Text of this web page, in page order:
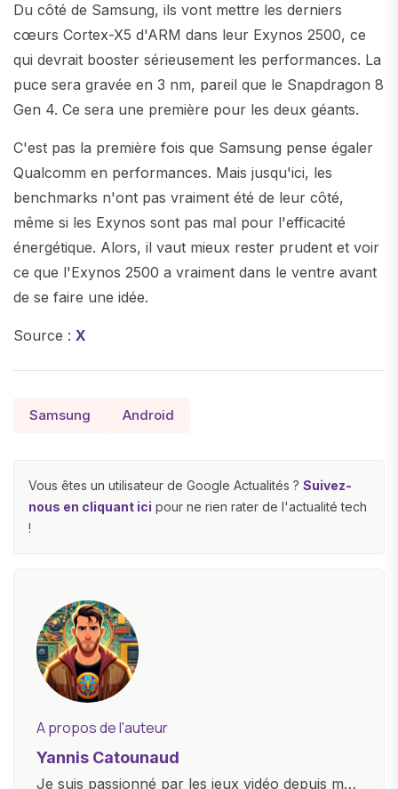
Du côté de Samsung, ils vont mettre les derniers
cœurs Cortex-X5 d'ARM dans leur Exynos 2500, ce
qui devrait booster sérieusement les performances. La
puce sera gravée en 3 nm, pareil que le Snapdragon 8
Gen 4. Ce sera une première pour les deux géants.
C'est pas la première fois que Samsung pense égaler
Qualcomm en performances. Mais jusqu'ici, les
benchmarks n'ont pas vraiment été de leur côté,
même si les Exynos sont pas mal pour l'efficacité
énergétique. Alors, il vaut mieux rester prudent et voir
ce que l'Exynos 2500 a vraiment dans le ventre avant
de se faire une idée.
Source : X
Samsung Android
Vous êtes un utilisateur de Google Actualités ? Suivez-
nous en cliquant ici pour ne rien rater de l'actualité tech
!
A propos de l'auteur
Yannis Catounaud
Je suis passionné par les jeux vidéo depuis mon